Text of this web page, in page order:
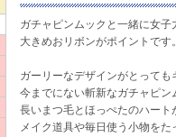
ガチャピンムックと一緒に女子
大きめおリボンがポイントです。
ガーリーなデザインがとっても
今までにない斬新なガチャピン
長いまつ毛とほっぺたのハート
メイク道具や毎日使う小物をた